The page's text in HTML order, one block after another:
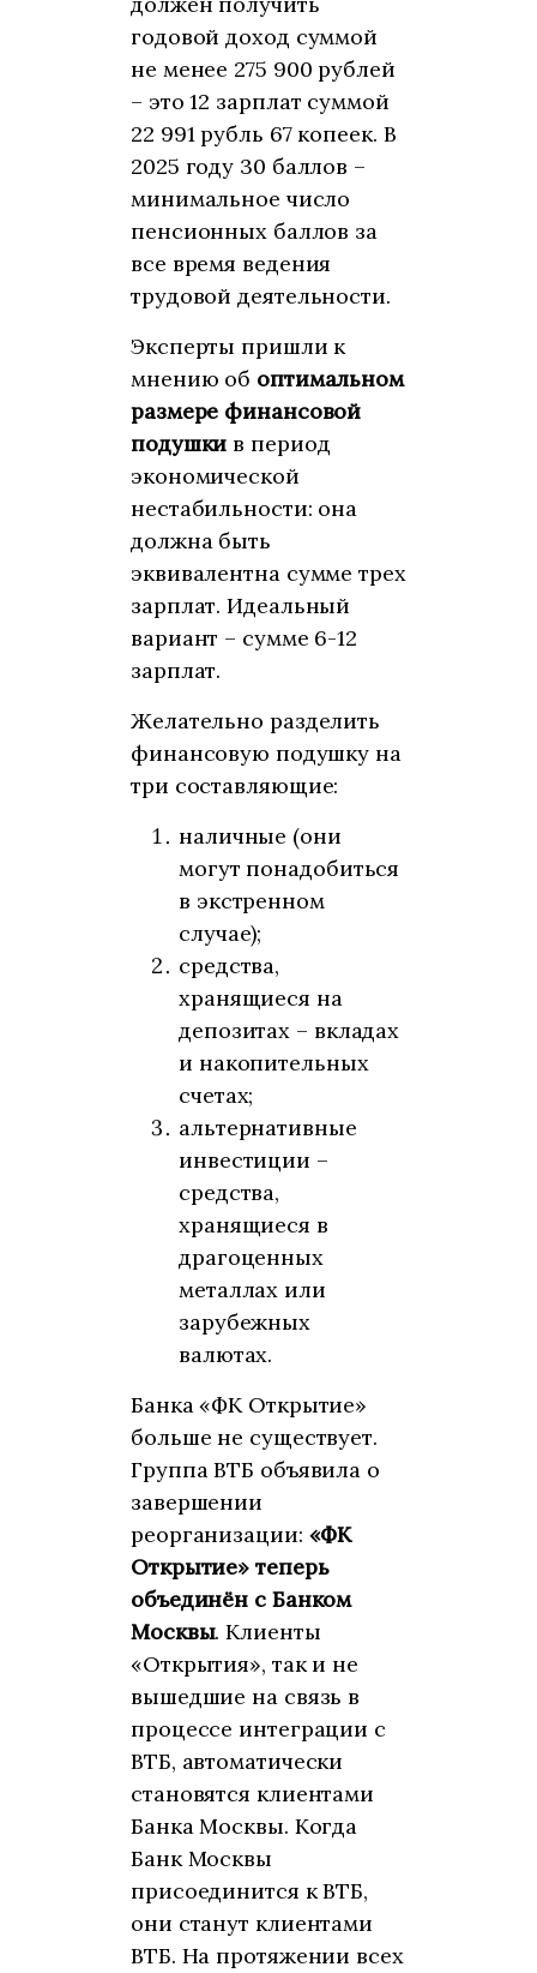
годовой доход суммой
не менее 275 900 рублей
– это 12 зарплат суммой
22 991 рубль 67 копеек. В
2025 году 30 баллов –
минимальное число
пенсионных баллов за
все время ведения
трудовой деятельности.
Эксперты пришли к
мнению об оптимальном
размере финансовой
подушки в период
экономической
нестабильности: она
должна быть
эквивалентна сумме трех
зарплат. Идеальный
вариант – сумме 6-12
зарплат.
Желательно разделить
финансовую подушку на
три составляющие:
наличные (они
могут понадобиться
в экстренном
случае);
средства,
хранящиеся на
депозитах – вкладах
и накопительных
счетах;
альтернативные
инвестиции –
средства,
хранящиеся в
драгоценных
металлах или
зарубежных
валютах.
Банка «ФК Открытие»
больше не существует.
Группа ВТБ объявила о
завершении
реорганизации: «ФК
Открытие» теперь
объединён с Банком
Москвы. Клиенты
«Открытия», так и не
вышедшие на связь в
процессе интеграции с
ВТБ, автоматически
становятся клиентами
Банка Москвы. Когда
Банк Москвы
присоединится к ВТБ,
они станут клиентами
ВТБ. На протяжении всех